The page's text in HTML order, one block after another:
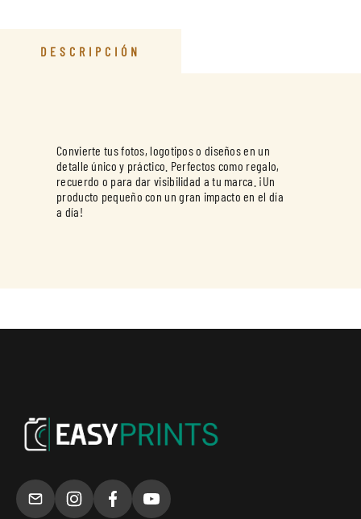
DESCRIPCIÓN
Convierte tus fotos, logotipos o diseños en un
detalle único y práctico. Perfectos como regalo,
recuerdo o para dar visibilidad a tu marca. ¡Un
producto pequeño con un gran impacto en el día
a día!